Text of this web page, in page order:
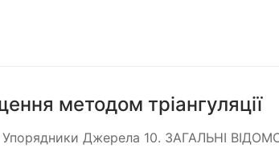
методом тріангуляції
Упорядники Джерела 10. ЗАГАЛЬНІ